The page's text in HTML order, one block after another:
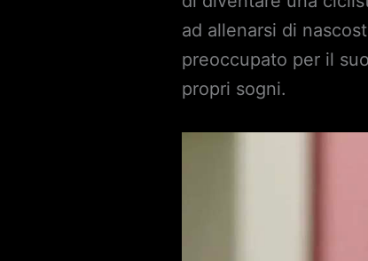
ad allenarsi di
preoccupato per il
propri sogni.